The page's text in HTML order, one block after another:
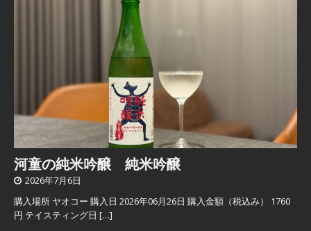
河童の純米吟醸 純米吟醸
2026年7月6日
購入場所 ヤオコー 購入日 2026年06月26日 購入金額（税込み） 1760
円 テイスティング日 […]